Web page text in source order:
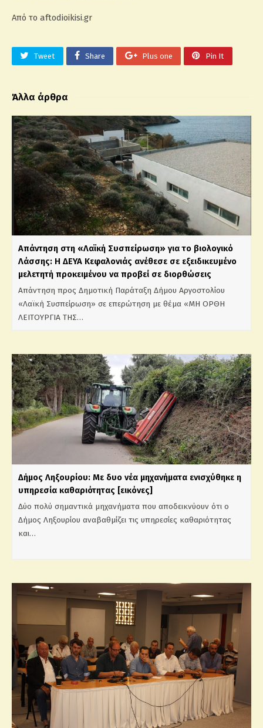
Από το aftodioikisi.gr
Tweet Share Plus one Pin It
Άλλα άρθρα
Απάντηση στη «Λαϊκή Συσπείρωση» για το βιολογικό
Λάσσης: Η ΔΕΥΑ Κεφαλονιάς ανέθεσε σε εξειδικευμένο
μελετητή προκειμένου να προβεί σε διορθώσεις
Απάντηση προς Δημοτική Παράταξη Δήμου Αργοστολίου
«Λαϊκή Συσπείρωση» σε επερώτηση με θέμα «ΜΗ ΟΡΘΗ
ΛΕΙΤΟΥΡΓΙΑ ΤΗΣ…
Δήμος Ληξουρίου: Με δυο νέα μηχανήματα ενισχύθηκε η
υπηρεσία καθαριότητας [εικόνες]
Δύο πολύ σημαντικά μηχανήματα που αποδεικνύουν ότι ο
Δήμος Ληξουρίου αναβαθμίζει τις υπηρεσίες καθαριότητας
και…